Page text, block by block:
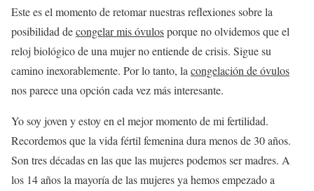
Este es el momento de retomar nuestras reflexiones sobre la
posibilidad decongelar mis óvulosporque no olvidemos que el
reloj biológico de una mujer no entiende de crisis. Sigue su
camino inexorablemente. Por lo tanto, la congelación de óvulos
nos parece una opción cada vez más interesante.
Yo soy joven y estoy en el mejor momento de mi fertilidad.
Recordemos que la vida fértil femenina dura menos de 30 años.
Son tres décadas en las que las mujeres podemos ser madres. A
los 14 años la mayoría de las mujeres ya hemos empezado a